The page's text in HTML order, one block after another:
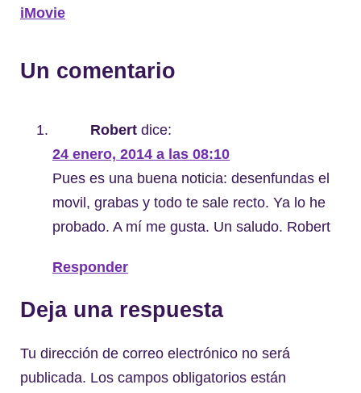
iMovie
Un comentario
Robert dice:
24 enero, 2014 a las 08:10
Pues es una buena noticia: desenfundas el
movil, grabas y todo te sale recto. Ya lo he
probado. A mí me gusta. Un saludo. Robert
Responder
Deja una respuesta
Tu dirección de correo electrónico no será
publicada. Los campos obligatorios están